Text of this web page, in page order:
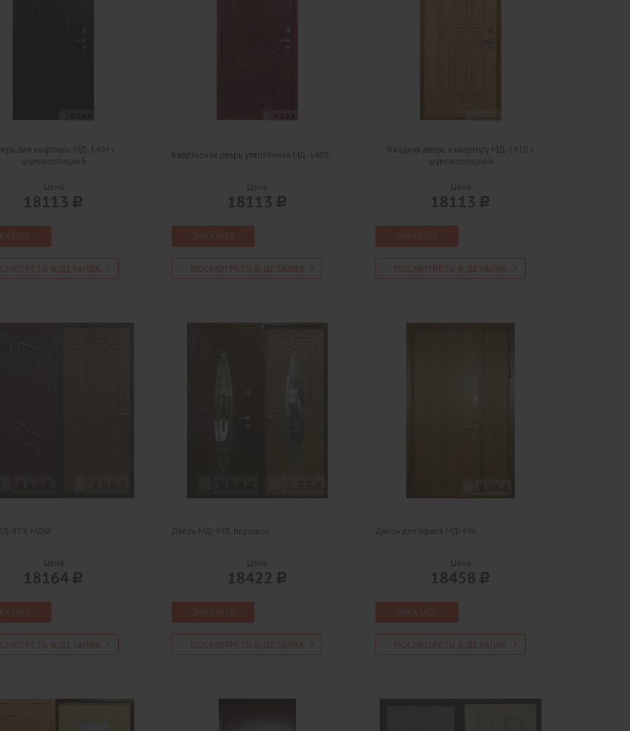
для квартиры МД-1404 с
шумоизоляцией
Цена
18113
В ДЕТАЛЯХ
Квартирная дверь утеплённая МД-1409
Цена
18113
ЗАКАЗАТЬ
ПОСМОТРЕТЬ В ДЕТАЛЯХ
Входная дверь в квартиру МД-1410 с
шумоизоляцией
Цена
18113
ЗАКАЗАТЬ
ПОСМОТРЕТЬ В ДЕТАЛЯХ
879, МДФ
Цена
18164
В ДЕТАЛЯХ
Дверь МД-938, порошок
Цена
18422
ЗАКАЗАТЬ
ПОСМОТРЕТЬ В ДЕТАЛЯХ
Дверь для офиса МД-496
Цена
18458
ЗАКАЗАТЬ
ПОСМОТРЕТЬ В ДЕТАЛЯХ